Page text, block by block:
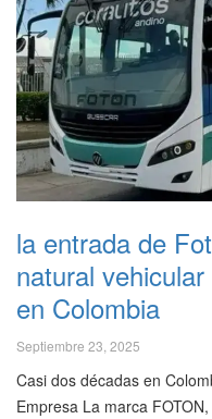
la entrada de
natural
en Colombia
Septiembre 23, 2025
Casi dos décadas en
Empresa La marca